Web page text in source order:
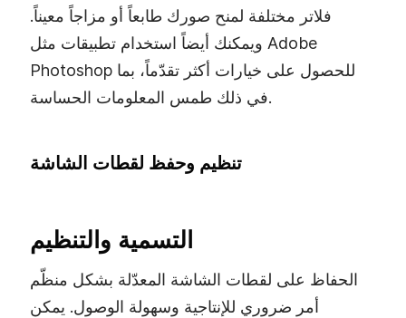
فلاتر مختلفة لمنح صورك طابعاً أو مزاجاً معيناً.
ويمكنك أيضاً استخدام تطبيقات مثل Adobe
Photoshop للحصول على خيارات أكثر تقدّماً، بما
في ذلك طمس المعلومات الحساسة.
تنظيم وحفظ لقطات الشاشة
التسمية والتنظيم
الحفاظ على لقطات الشاشة المعدّلة بشكل منظّم
أمر ضروري للإنتاجية وسهولة الوصول. يمكن